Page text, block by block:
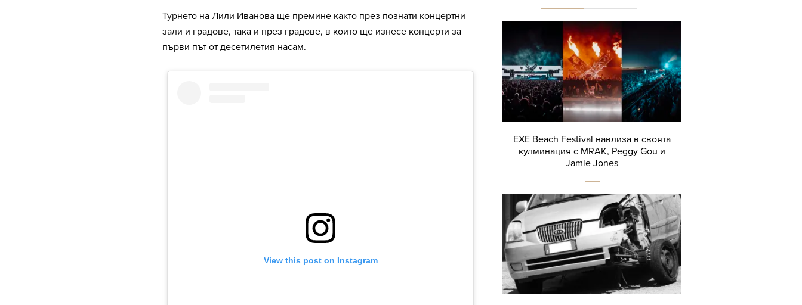
Турнето на Лили Иванова ще премине както през познати концертни
зали и градове, така и през градове, в които ще изнесе концерти за
първи път от десетилетия насам.
EXE Beach Festival навлиза в своята
кулминация с MRAK, Peggy Gou и
Jamie Jones